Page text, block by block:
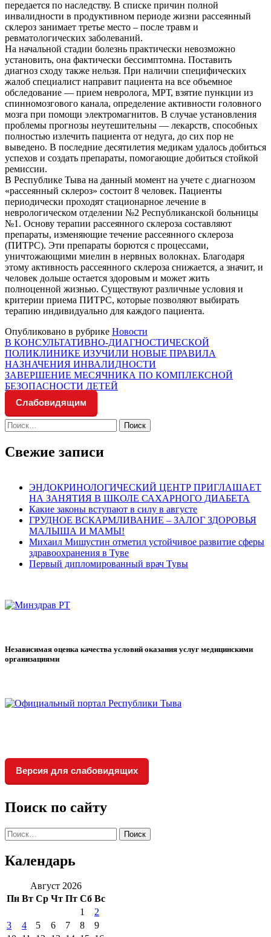
передается по наследству. В списке причин полной
инвалидности в продуктивном периоде жизни рассеянный
склероз занимает третье место – после травм и
ревматологических заболеваний.
На начальной стадии болезнь практически невозможно
установить, она фактически бессимптомна. Поставить
диагноз сходу также нельзя. При наличии специфических
жалоб специалист направит пациента на все объемное
обследование — прием невролога, МРТ, взятие пункции из
спинномозгового канала, определение активности головного
мозга при помощи электромагнитов. В случае установления
проблемы прогнозы неутешительны — лекарств, способных
полностью излечить пациента от недуга, до сих пор не
выведено. В последние десятилетия медикам удалось добиться
успехов и создать препараты, помогающие добиться стойкой
ремиссии.
В Республике Тыва на данный момент на учете с диагнозом
«рассеянный склероз» состоит 8 человек. Пациенты
периодически проходят стационарное лечение в
неврологическом отделении №2 Республиканской больницы
№1. Основу терапии рассеянного склероза составляют
препараты, изменяющие течение рассеянного склероза
(ПИТРС). Эти препараты борются с процессами,
уничтожающими миелин в нервных волокнах. Благодаря
этому активность рассеянного склероза снижается, а значит, и
человек дольше остается здоровым и может жить
полноценной жизнью. Существуют различные условия и
критерии приема ПИТРС, которые позволяют выбирать
терапию индивидуально для каждого пациента.
Опубликовано в рубрике Новости
Навигация
по
записям
В КОНСУЛЬТАТИВНО-ДИАГНОСТИЧЕСКОЙ
ПОЛИКЛИНИКЕ ИЗУЧИЛИ НОВЫЕ ПРАВИЛА
НАЗНАЧЕНИЯ ИНВАЛИДНОСТИ
ЗАВЕРШЕНИЕ МЕСЯЧНИКА ПО КОМПЛЕКСНОЙ
БЕЗОПАСНОСТИ ДЕТЕЙ
Слабовидящим
Найти:
Свежие записи
ЭНДОКРИНОЛОГИЧЕСКИЙ ЦЕНТР ПРИГЛАШАЕТ
НА ЗАНЯТИЯ В ШКОЛЕ САХАРНОГО ДИАБЕТА
Какие законы вступают в силу в августе
ГРУДНОЕ ВСКАРМЛИВАНИЕ – ЗАЛОГ ЗДОРОВЬЯ
МАЛЫША И МАМЫ!
Михаил Мишустин отметил устойчивое развитие сферы
здравоохранения в Туве
Первый дипломированный врач Тувы
Независимая оценка качества условий оказания услуг медицинскими
организациями
Версия для слабовидящих
Поиск по сайту
Найти:
Календарь
Август 2026
Пн Вт Ср Чт Пт Сб Вс
1
2
3
4 5 6 7 8
9